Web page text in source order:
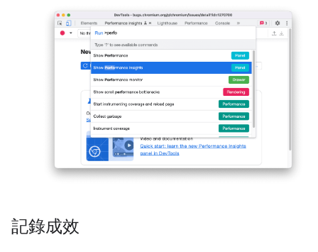
記錄成效